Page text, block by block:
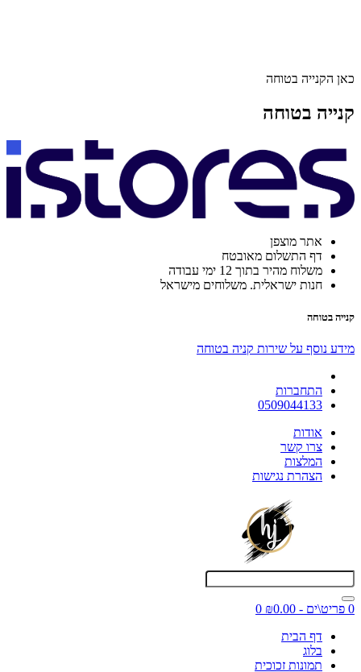
כאן הקנייה בטוחה
קנייה בטוחה
אתר מוצפן
דף התשלום מאובטח
משלוח מהיר בתוך 12 ימי עבודה
חנות ישראלית. משלוחים מישראל
קנייה בטוחה
מידע נוסף על שירות קניה בטוחה
התחברות
0509044133
אודות
צרו קשר
המלצות
הצהרת נגישות
0 פריט\ים - ₪0.00
0
דף הבית
בלוג
תמונות זכוכית